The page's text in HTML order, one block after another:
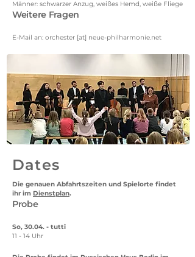
Männer: schwarzer Anzug, weißes Hemd, weiße Fliege
Weitere Fragen
E-Mail an: orchester [at] neue-philharmonie.net
Dates
Die genauen Abfahrtszeiten und Spielorte findet
ihr im Dienstplan.
Probe
So, 30.04. - tutti
11 - 14 Uhr